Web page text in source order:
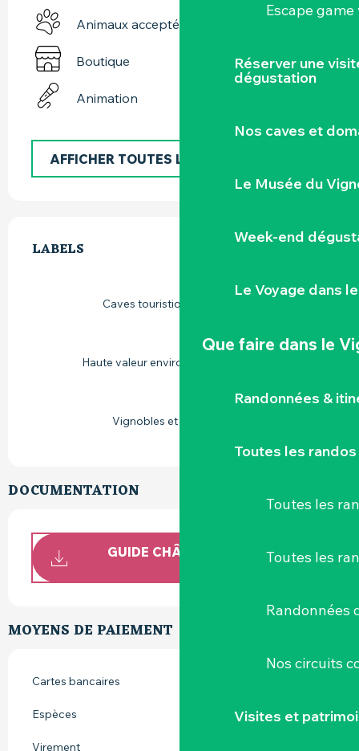
Escape
Réserver une
dégustation
Nos caves et
Le Musée du
Week-end
Le Voyage dans
Que faire dans le
Randonnées &
Toutes les randos
Toutes les
Toutes les
Randonnées
Nos circuits
Visites et
Animaux acceptés
Boutique
Animation
AFFICHER TOUTES LES PRESTATIONS
OFFRES DE PRESTATIONS
LABELS
LABELS
Caves touristiques excellence
Haute valeur environnementale (HVE)
Vignobles et découvertes
DOCUMENTATION
GUIDE CHÂTEAU GUIPIÈRE FR-
MOYENS DE PAIEMENT
Cartes bancaires
Espèces
Virement